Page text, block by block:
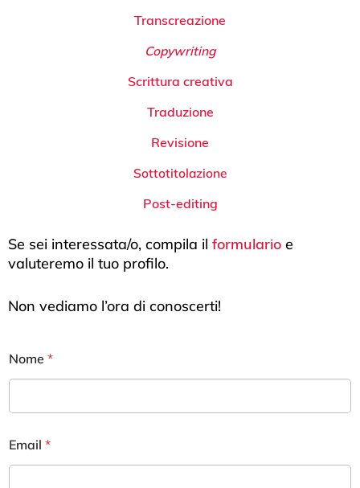
Transcreazione
Copywriting
Scrittura creativa
Traduzione
Revisione
Sottotitolazione
Post-editing
Se sei interessata/o, compila il formulario e
valuteremo il tuo profilo.
Non vediamo l’ora di conoscerti!
Nome *
Email *